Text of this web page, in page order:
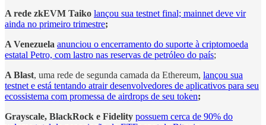
A rede zkEVM Taiko lançou sua testnet final; mainnet deve vir
ainda no primeiro trimestre;
A Venezuela anunciou o encerramento do suporte à criptomoeda
estatal Petro, com lastro nas reservas de petróleo do país;
A Blast, uma rede de segunda camada da Ethereum, lançou sua
testnet e está tentando atrair desenvolvedores de aplicativos para seu
ecossistema com promessa de airdrops de seu token;
Grayscale, BlackRock e Fidelity possuem cerca de 90% do